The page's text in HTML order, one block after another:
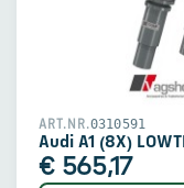
ART.NR.0310591
Audi A1 (8X)
€ 565,17